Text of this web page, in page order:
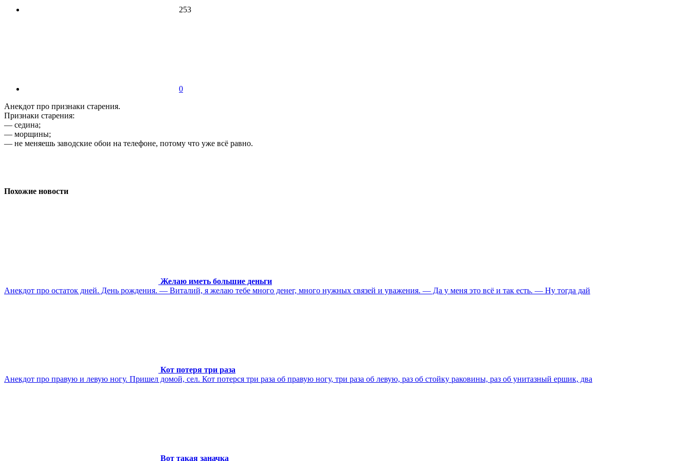
253
0
Анекдот про признаки старения.
Признаки старения:
— седина;
— морщины;
— не меняешь заводские обои на телефоне, потому что уже всё равно.
Похожие новости
Желаю иметь большие деньги
Анекдот про остаток дней. День рождения. — Виталий, я желаю тебе много денег, много нужных связей и уважения. — Да у меня это всё и так есть. — Ну тогда дай
Кот потеря три раза
Анекдот про правую и левую ногу. Пришел домой, сел. Кот потерся три раза об правую ногу, три раза об левую, раз об стойку раковины, раз об унитазный ершик, два
Вот такая заначка